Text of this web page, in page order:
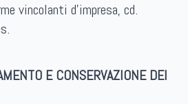
vincolanti d’impresa, cd.
E CONSERVAZIONE DEI